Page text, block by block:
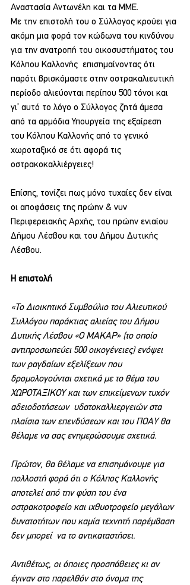
Αναστασία Αντωνέλη και τα ΜΜΕ.
Με την επιστολή του ο Σύλλογος κρούει για
ακόμη μια φορά τον κώδωνα του κινδύνου
για την ανατροπή του οικοσυστήματος του
Κόλπου Καλλονής  επισημαίνοντας ότι
παρότι βρισκόμαστε στην οστρακαλιευτική
περίοδο αλιεύονται περίπου 500 τόνοι και
γι’ αυτό το λόγο ο Σύλλογος ζητά άμεσα
από τα αρμόδια Υπουργεία της εξαίρεση
του Κόλπου Καλλονής από το γενικό
χωροταξικό σε ότι αφορά τις
οστρακοκαλλιέργειες!
Επίσης, τονίζει πως μόνο τυχαίες δεν είναι
οι αποφάσεις της πρώην & νυν
Περιφερειακής Αρχής, του πρώην ενιαίου
Δήμου Λέσβου και του Δήμου Δυτικής
Λέσβου.
Η επιστολή
«Το Διοικητικό Συμβούλιο του Αλιευτικού
Συλλόγου παράκτιας αλιείας του Δήμου
Δυτικής Λέσβου «Ο ΜΑΚΑΡ» (το οποίο
αντιπροσωπεύει 500 οικογένειες) ενόψει
των ραγδαίων εξελίξεων που
δρομολογούνται σχετικά με το θέμα του
ΧΩΡΟΤΑΞΙΚΟΥ και των επικείμενων τυχόν
αδειοδοτήσεων  υδατοκαλλιεργειών στα
πλαίσια των επενδύσεων και του ΠΟΑΥ θα
θέλαμε να σας ενημερώσουμε σχετικά.
Πρώτον, θα θέλαμε να επισημάνουμε για
πολλοστή φορά ότι ο Κόλπος Καλλονής
αποτελεί από την φύση του ένα
οστρακοτροφείο και ιχθυοτροφείο μεγάλων
δυνατοτήτων που καμία τεχνητή παρέμβαση
δεν μπορεί  να το αντικαταστήσει.
Αντιθέτως, οι όποιες προσπάθειες κι αν
έγιναν στο παρελθόν στο όνομα της